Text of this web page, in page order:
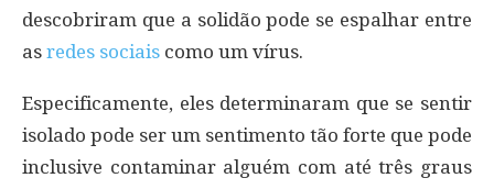
descobriram que a solidão pode se espalhar entre
as redes sociais como um vírus.
Especificamente, eles determinaram que se sentir
isolado pode ser um sentimento tão forte que pode
inclusive contaminar alguém com até três graus